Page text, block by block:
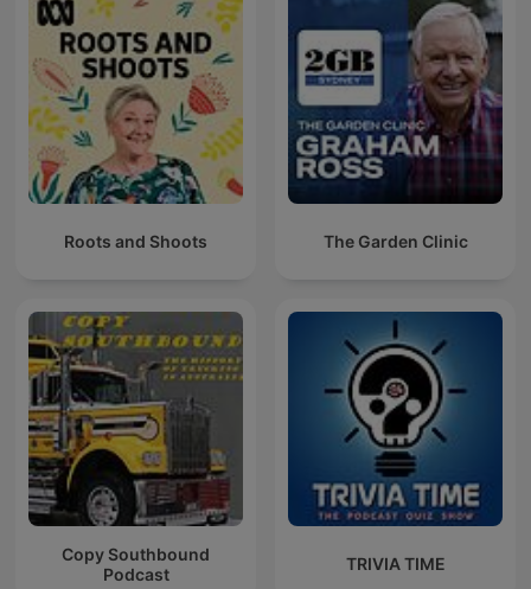
Roots and Shoots The Garden Clinic
Copy Southbound
Podcast
TRIVIA TIME